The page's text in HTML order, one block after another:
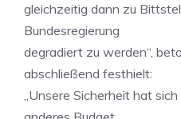
gleichzeitig dann zu
Bundesregierung
degradiert zu werden“,
abschließend festhielt:
„Unsere Sicherheit hat